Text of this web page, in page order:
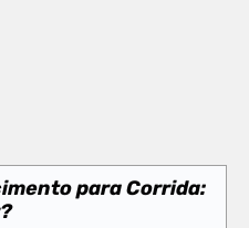
para Corrida: